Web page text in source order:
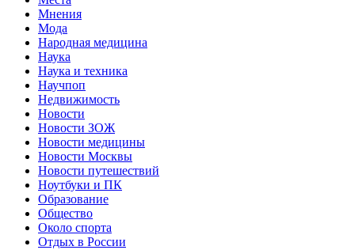
Мнения
Мода
Народная медицина
Наука
Наука и техника
Научпоп
Недвижимость
Новости
Новости ЗОЖ
Новости медицины
Новости Москвы
Новости путешествий
Ноутбуки и ПК
Образование
Общество
Около спорта
Отдых в России